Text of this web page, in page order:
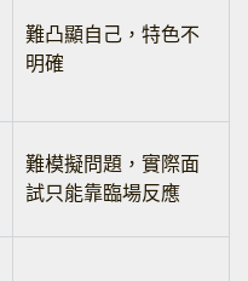
難凸顯自己，特色不
明確
難模擬問題，實際面
試只能靠臨場反應